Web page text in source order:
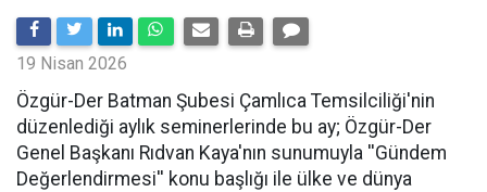
19 Nisan 2026
​Özgür-Der Batman Şubesi Çamlıca Temsilciliği'nin
düzenlediği aylık seminerlerinde bu ay; Özgür-Der
Genel Başkanı Rıdvan Kaya'nın sunumuyla ''Gündem
Değerlendirmesi'' konu başlığı ile ülke ve dünya